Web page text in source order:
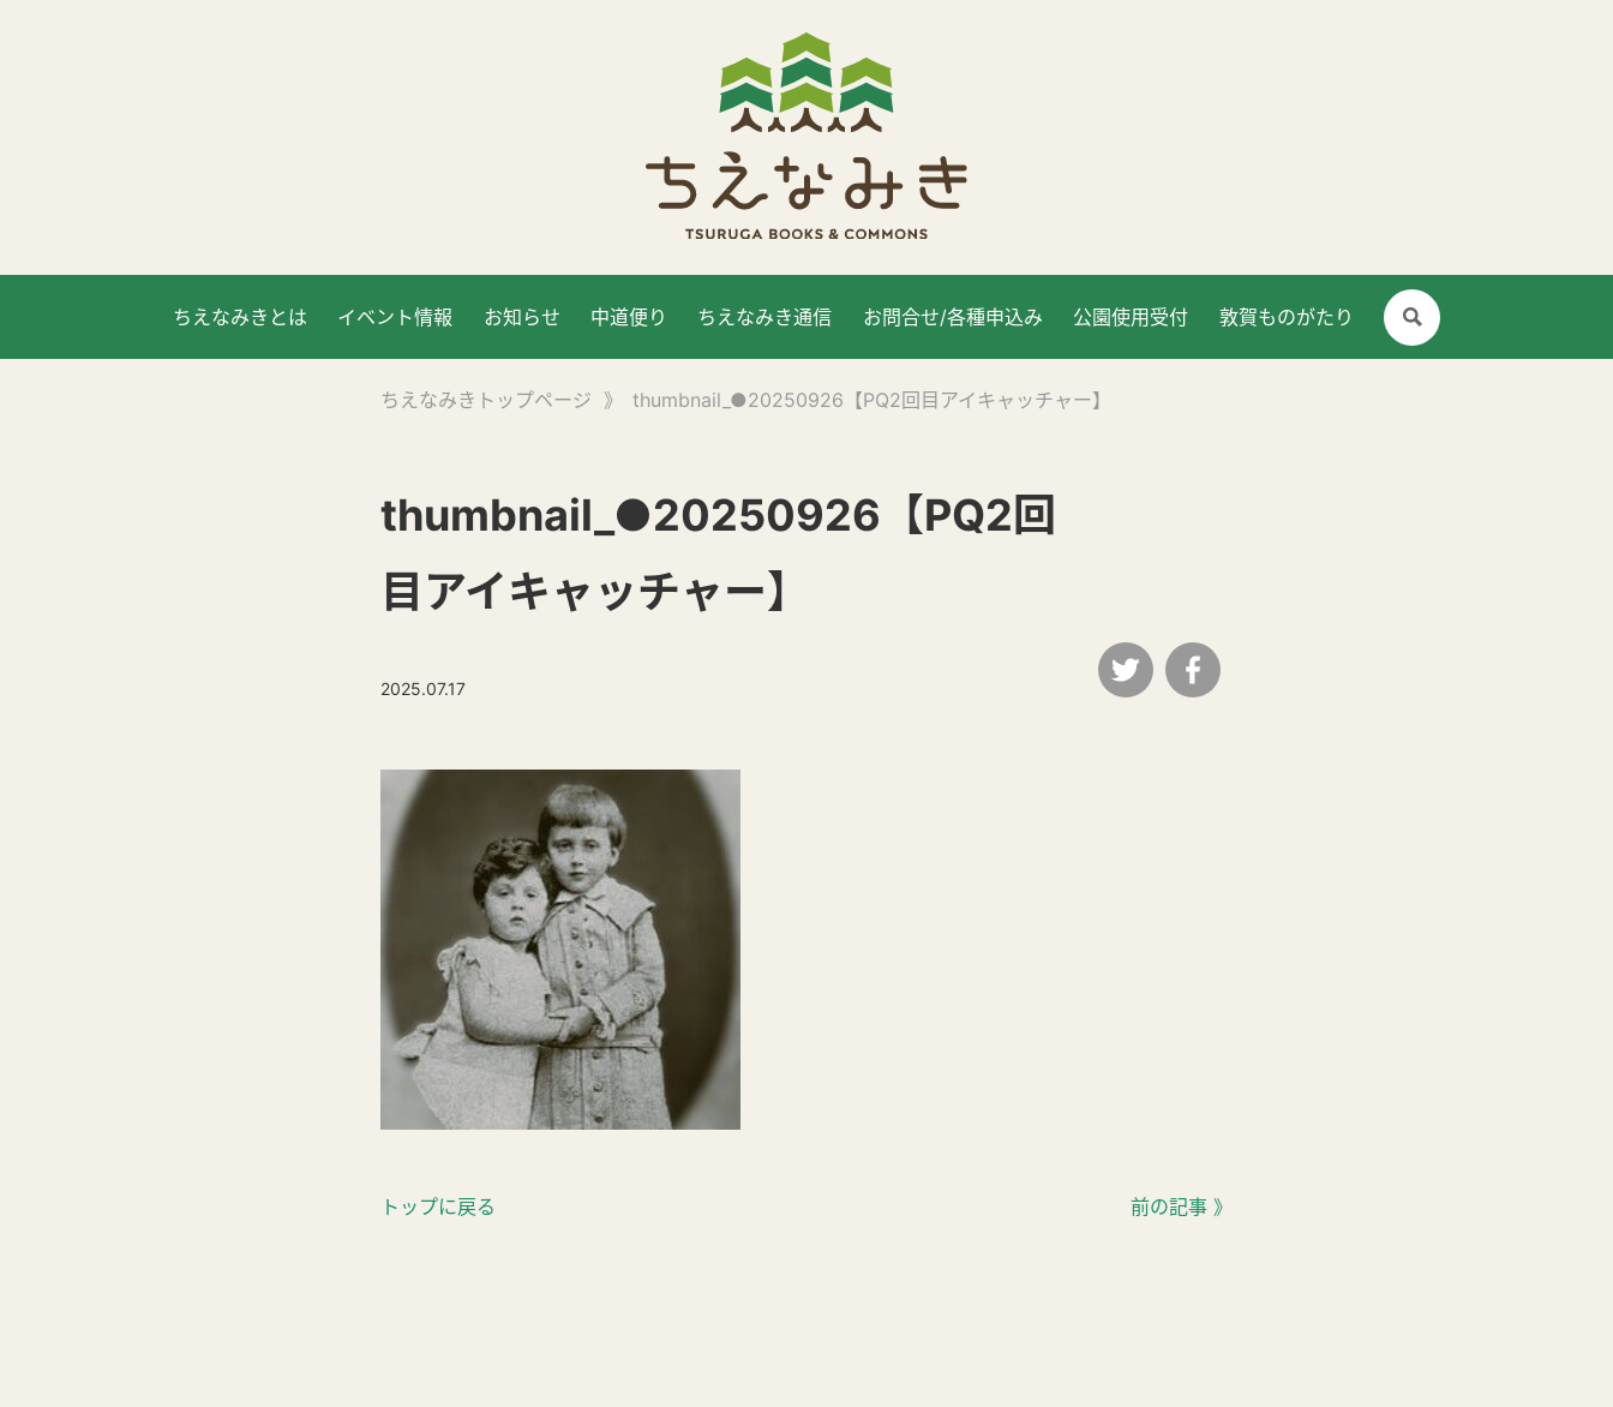
ちえなみきとは イベント情報 お知らせ 中道便り ちえなみき通信 お問合せ/各種申込み 公園使用受付 敦賀ものがたり
ちえなみきトップページ 》 thumbnail_●20250926【PQ2回目アイキャッチャー】
thumbnail_●20250926【PQ2回
目アイキャッチャー】
2025.07.17
トップに戻る 前の記事 》